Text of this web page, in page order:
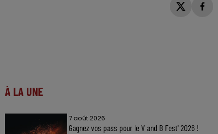
À LA UNE
7 août 2026
Gagnez vos pass pour le V and B Fest' 2026 !